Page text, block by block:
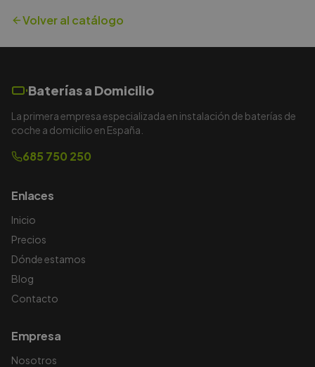
Volver al catálogo
Baterías a Domicilio
La primera empresa especializada en instalación de baterías de
coche a domicilio en España.
685 750 250
Enlaces
Inicio
Precios
Dónde estamos
Blog
Contacto
Empresa
Nosotros